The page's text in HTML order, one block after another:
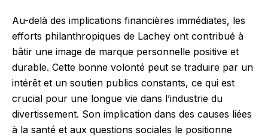
Au-delà des implications financières immédiates, les
efforts philanthropiques de Lachey ont contribué à
bâtir une image de marque personnelle positive et
durable. Cette bonne volonté peut se traduire par un
intérêt et un soutien publics constants, ce qui est
crucial pour une longue vie dans l’industrie du
divertissement. Son implication dans des causes liées
à la santé et aux questions sociales le positionne